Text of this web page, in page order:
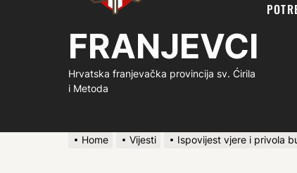
FRANJEVCI
Hrvatska franjevačka provincija sv. Ćirila
i Metoda
Home Vijesti Ispovijest vjere i privola